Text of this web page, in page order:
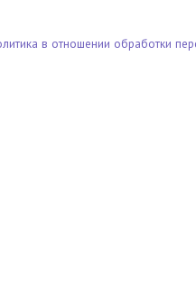
в отношении обработки